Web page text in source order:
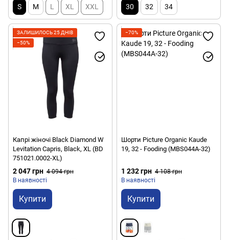
S M L XL XXL 30 32 34
ЗАЛИШИЛОСЬ 25 ДНІВ
−50%
Капрі жіночі Black Diamond W
Levitation Capris, Black, XL (BD
751021.0002-XL)
2 047 грн 4 094 грн
В наявності
Купити
−70%
Шорти Picture Organic Kaude
19, 32 - Fooding (MBS044A-32)
1 232 грн 4 108 грн
В наявності
Купити